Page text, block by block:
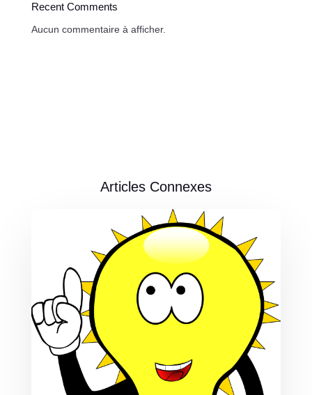
Recent Comments
Aucun commentaire à afficher.
Articles Connexes